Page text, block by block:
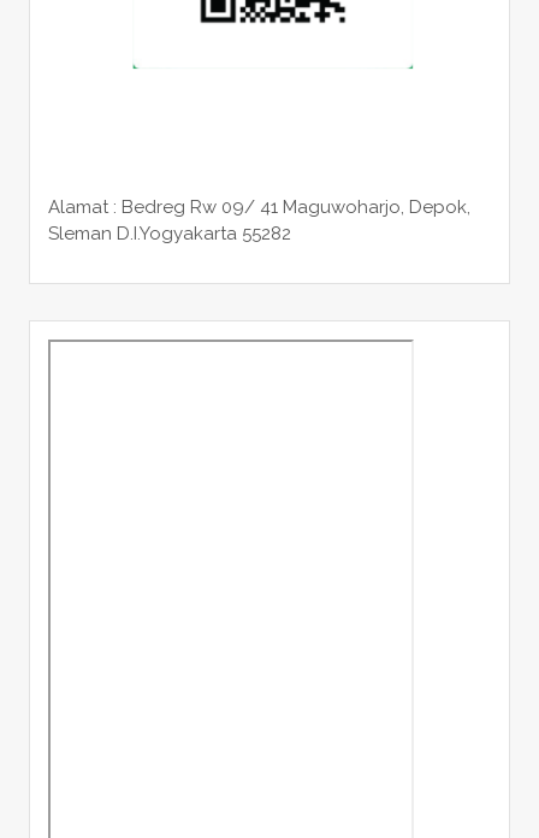
Alamat : Bedreg Rw 09/ 41 Maguwoharjo, Depok,
Sleman D.I.Yogyakarta 55282